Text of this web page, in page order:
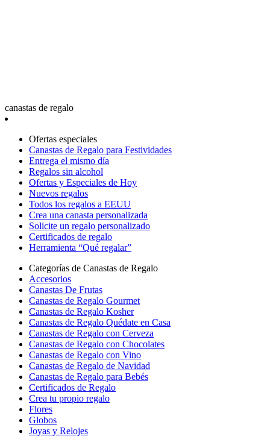
canastas de regalo
Ofertas especiales
Canastas de Regalo para Festividades
Entrega el mismo día
Regalos sin alcohol
Ofertas y Especiales de Hoy
Nuevos regalos
Todos los regalos a EEUU
Crea una canasta personalizada
Solicite un regalo personalizado
Certificados de regalo
Herramienta “Qué regalar”
Categorías de Canastas de Regalo
Accesorios
Canastas De Frutas
Canastas de Regalo Gourmet
Canastas de Regalo Kosher
Canastas de Regalo Quédate en Casa
Canastas de Regalo con Cerveza
Canastas de Regalo con Chocolates
Canastas de Regalo con Vino
Canastas de Regalo de Navidad
Canastas de Regalo para Bebés
Certificados de Regalo
Crea tu propio regalo
Flores
Globos
Joyas y Relojes